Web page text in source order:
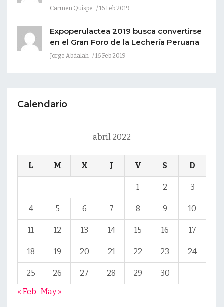
Carmen Quispe 16 Feb 2019
Expoperulactea 2019 busca convertirse
en el Gran Foro de la Lechería Peruana
Jorge Abdalah 16 Feb 2019
Calendario
abril 2022
L M X J V S D
1 2 3
4 5 6 7 8 9 10
11 12 13 14 15 16 17
18 19 20 21 22 23 24
25 26 27 28 29
30
« Feb May »